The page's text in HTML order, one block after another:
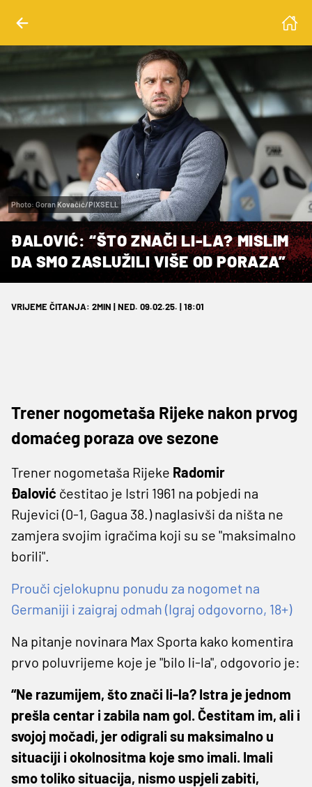
Photo: Goran Kovačić/PIXSELL
ĐALOVIĆ: “ŠTO ZNAČI LI-LA? MISLIM
DA SMO ZASLUŽILI VIŠE OD PORAZA”
VRIJEME ČITANJA: 2MIN | NED. 09.02.25. | 18:01
Trener nogometaša Rijeke nakon prvog
domaćeg poraza ove sezone
Trener nogometaša Rijeke Radomir
Đalović čestitao je Istri 1961 na pobjedi na
Rujevici (0-1, Gagua 38.) naglasivši da ništa ne
zamjera svojim igračima koji su se "maksimalno
borili".
Prouči cjelokupnu ponudu za nogomet na
Germaniji i zaigraj odmah (Igraj odgovorno, 18+)
Na pitanje novinara Max Sporta kako komentira
prvo poluvrijeme koje je "bilo li-la", odgovorio je:
“Ne razumijem, što znači li-la? Istra je jednom
prešla centar i zabila nam gol. Čestitam im, ali i
svojoj močadi, jer odigrali su maksimalno u
situaciji i okolnositma koje smo imali. Imali
smo toliko situacija, nismo uspjeli zabiti,